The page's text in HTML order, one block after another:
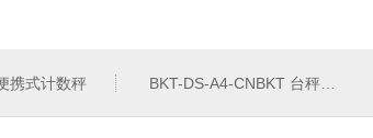
携式计数秤 BKT-DS-A4-CNBKT 台秤、落地秤